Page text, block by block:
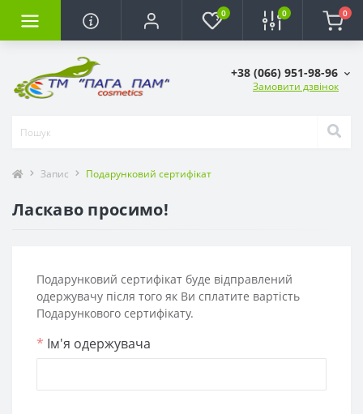
0 0 0
+38 (066) 951-98-96
Замовити дзвінок
Запис Подарунковий сертифікат
Ласкаво просимо!
Подарунковий сертифікат буде відправлений
одержувачу після того як Ви сплатите вартість
Подарункового сертифікату.
* Ім'я одержувача